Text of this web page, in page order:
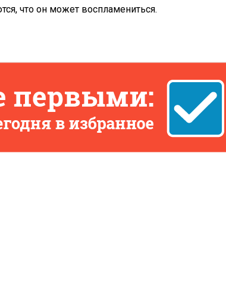
что он может воспламениться.